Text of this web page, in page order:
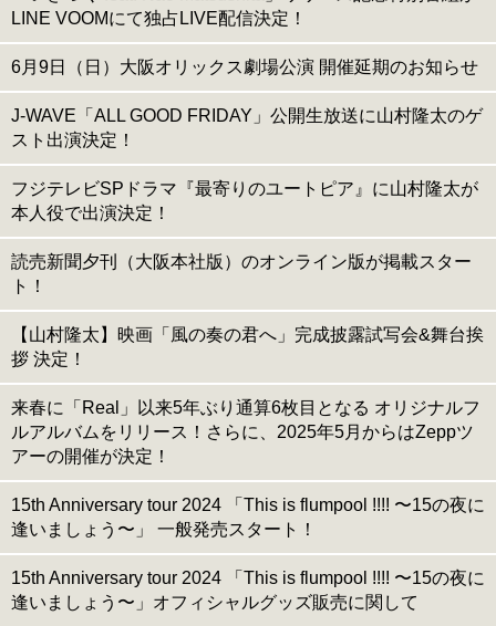
LINE VOOMにて独占LIVE配信決定！
6月9日（日）大阪オリックス劇場公演 開催延期のお知らせ
J-WAVE「ALL GOOD FRIDAY」公開生放送に山村隆太のゲ
スト出演決定！
フジテレビSPドラマ『最寄りのユートピア』に山村隆太が
本人役で出演決定！
読売新聞夕刊（大阪本社版）のオンライン版が掲載スター
ト！
【山村隆太】映画「風の奏の君へ」完成披露試写会&舞台挨
拶 決定！
来春に「Real」以来5年ぶり通算6枚目となる オリジナルフ
ルアルバムをリリース！さらに、2025年5月からはZeppツ
アーの開催が決定！
15th Anniversary tour 2024 「This is flumpool !!!! 〜15の夜に
逢いましょう〜」 一般発売スタート！
15th Anniversary tour 2024 「This is flumpool !!!! 〜15の夜に
逢いましょう〜」オフィシャルグッズ販売に関して